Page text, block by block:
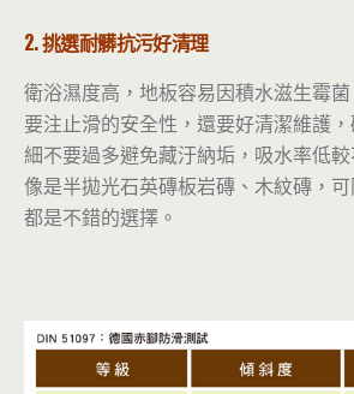
2. 挑選耐髒抗污好清理
衛浴濕度高，地板容易因積水滋生霉
要注止滑的安全性，還要好清潔維護
細不要過多避免藏汙納垢，吸水率低較
像是半拋光石英磚板岩磚、木紋磚，
都是不錯的選擇。